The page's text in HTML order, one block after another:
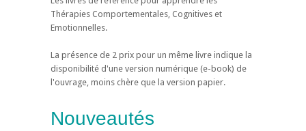
Thérapies Comportementales, Cognitives et
Emotionnelles.
La présence de 2 prix pour un même livre indique la
disponibilité d'une version numérique (e-book) de
l'ouvrage, moins chère que la version papier.
Nouveautés